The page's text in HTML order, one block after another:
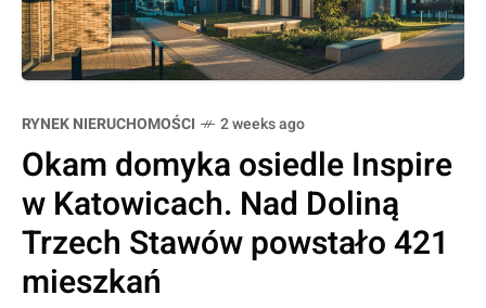
RYNEK NIERUCHOMOŚCI 2 weeks ago
Okam domyka osiedle Inspire
w Katowicach. Nad Doliną
Trzech Stawów powstało 421
mieszkań